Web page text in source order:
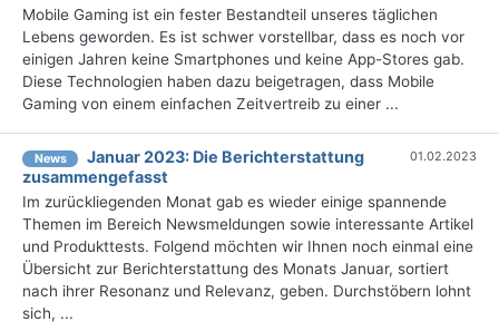
Mobile Gaming ist ein fester Bestandteil unseres täglichen
Lebens geworden. Es ist schwer vorstellbar, dass es noch vor
einigen Jahren keine Smartphones und keine App-Stores gab.
Diese Technologien haben dazu beigetragen, dass Mobile
Gaming von einem einfachen Zeitvertreib zu einer ...
News
Januar 2023: Die Bericht­erstattung
zusammengefasst
01.02.2023
Im zurückliegenden Monat gab es wieder einige spannende
Themen im Bereich Newsmeldungen sowie interessante Artikel
und Produkttests. Folgend möchten wir Ihnen noch einmal eine
Übersicht zur Berichterstattung des Monats Januar, sortiert
nach ihrer Resonanz und Relevanz, geben. Durchstöbern lohnt
sich, ...